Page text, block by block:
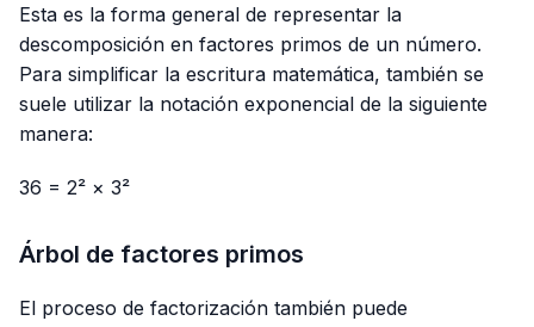
Esta es la forma general de representar la
descomposición en factores primos de un número.
Para simplificar la escritura matemática, también se
suele utilizar la notación exponencial de la siguiente
manera:
36 = 2² × 3²
Árbol de factores primos
El proceso de factorización también puede